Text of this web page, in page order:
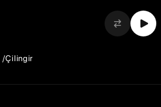
Çilingir